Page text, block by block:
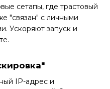
сетапы, где трастовый
"связан" с личными
Ускоряют запуск и
IP-адрес и